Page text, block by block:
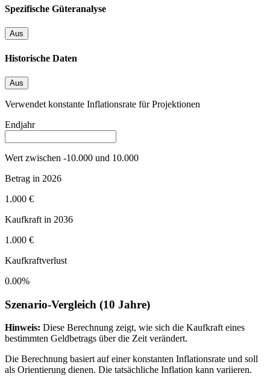
Spezifische Güteranalyse
Aus
Historische Daten
Aus
Verwendet konstante Inflationsrate für Projektionen
Endjahr
Wert zwischen -10.000 und 10.000
Betrag in 2026
1.000 €
Kaufkraft in 2036
1.000 €
Kaufkraftverlust
0.00%
Szenario-Vergleich (10 Jahre)
Hinweis: Diese Berechnung zeigt, wie sich die Kaufkraft eines
bestimmten Geldbetrags über die Zeit verändert.
Die Berechnung basiert auf einer konstanten Inflationsrate und soll
als Orientierung dienen. Die tatsächliche Inflation kann variieren.